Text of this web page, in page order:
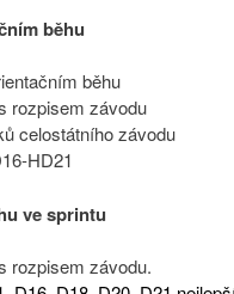
běhu
běhu
rozpisem závodu
celostátního závodu
HD21
ve sprintu
rozpisem závodu.